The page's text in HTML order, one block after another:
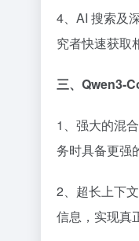
4、AI 搜索及
究者快速获取
三、Qwen3-
1、强大的混
务时具备更强
2、超长上下
信息，实现真